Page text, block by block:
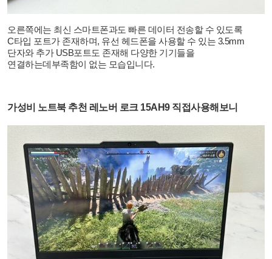
오른쪽에는 최신 스마트폰과도 빠른 데이터 전송할 수 있도록
C타입 포트가 존재하며, 유선 헤드폰을 사용할 수 있는 3.5mm
단자와 추가USB포트도 존재해 다양한 기기들을
연결하는데부족함이 없는 모습입니다.
가성비 노트북 추천 레노버 로크15AH9 직접사용해보니